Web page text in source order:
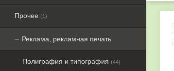
Прочее (1)
Реклама, рекламная печать
Полиграфия и типография (44)